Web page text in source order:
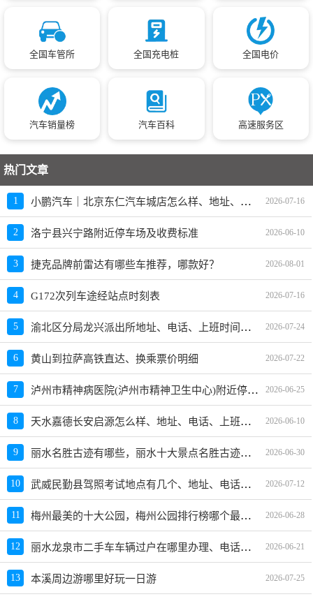
全国车管所 全国充电桩 全国电价
汽车销量榜 汽车百科 高速服务区
热门文章
1 小鹏汽车｜北京东仁汽车城店怎么样、地址、电话、上班时间查询 2026-07-16
2 洛宁县兴宁路附近停车场及收费标准 2026-06-10
3 捷克品牌前雷达有哪些车推荐，哪款好？ 2026-08-01
4 G172次列车途经站点时刻表 2026-07-16
5 渝北区分局龙兴派出所地址、电话、上班时间、能处理违章吗 2026-07-24
6 黄山到拉萨高铁直达、换乘票价明细 2026-07-22
7 泸州市精神病医院(泸州市精神卫生中心)附近停车场及收费标准 2026-06-25
8 天水嘉德长安启源怎么样、地址、电话、上班时间查询 2026-06-10
9 丽水名胜古迹有哪些，丽水十大景点名胜古迹推荐 2026-06-30
10 武威民勤县驾照考试地点有几个、地址、电话、工作时间 2026-07-12
11 梅州最美的十大公园，梅州公园排行榜哪个最好玩 2026-06-28
12 丽水龙泉市二手车车辆过户在哪里办理、电话、上班时间 2026-06-21
13 本溪周边游哪里好玩一日游 2026-07-25